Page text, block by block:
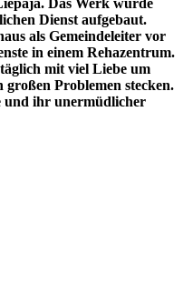
Dienst aufgebaut.
als Gemeindeleiter vor
in einem Rehazentrum.
mit viel Liebe um
Problemen stecken.
und ihr unermüdlicher